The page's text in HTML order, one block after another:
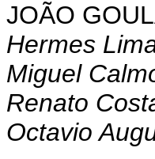
JOÃO
Hermes
Miguel
Renato
Octavio